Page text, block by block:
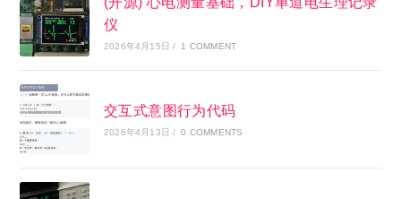
仪
2026年4月15日 / 1 COMMENT
交互式意图行为代码
2026年4月13日 / 0 COMMENTS